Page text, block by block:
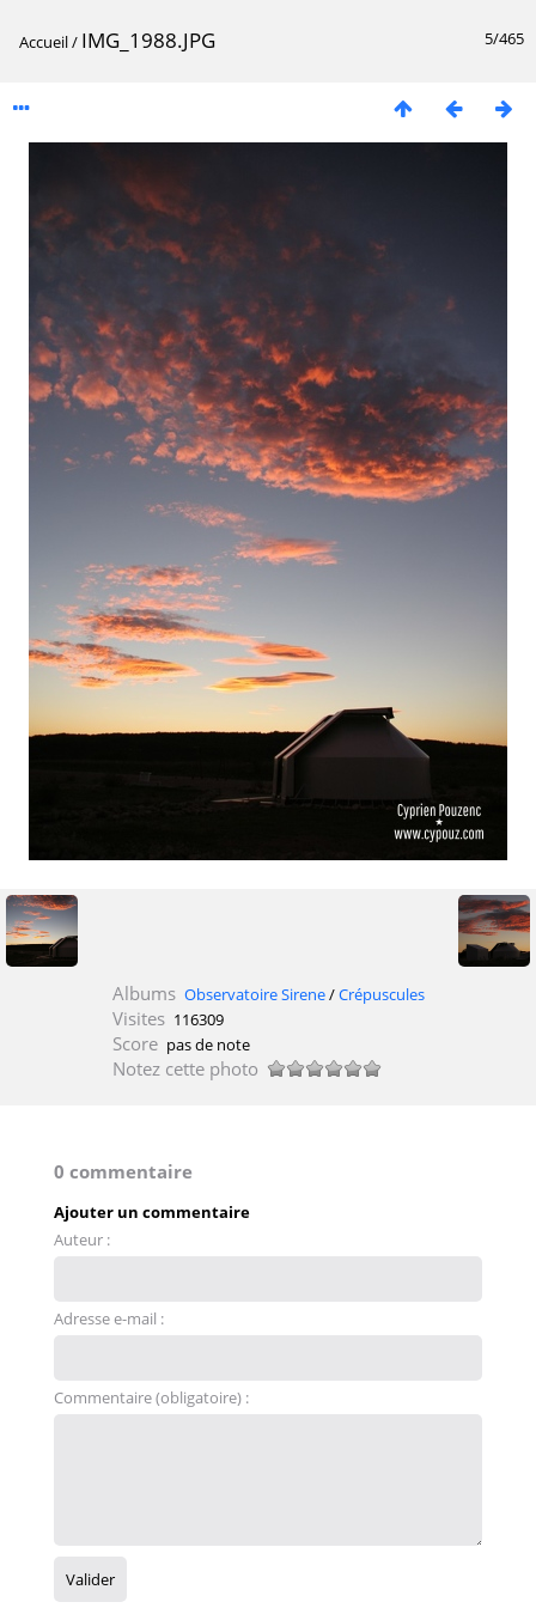
5/465
Accueil/ IMG_1988.JPG
Albums Observatoire Sirene/Crépuscules
Visites 116309
Score pas de note
Notez cette photo
0 commentaire
Ajouter un commentaire
Auteur :
Adresse e-mail :
Commentaire (obligatoire) :